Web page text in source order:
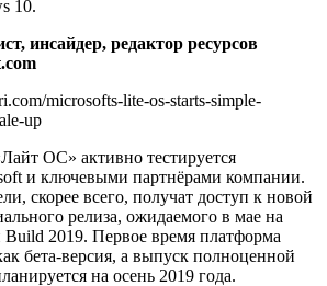
10.
инсайдер, редактор ресурсов
microsofts-lite-os-starts-simple-
up
ОС» активно тестируется
и ключевыми партнёрами компании.
скорее всего, получат доступ к новой
релиза, ожидаемого в мае на
2019. Первое время платформа
бета-версия, а выпуск полноценной
на осень 2019 года.